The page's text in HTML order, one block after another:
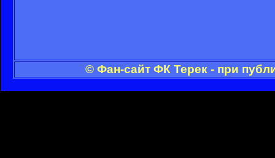
© Фан-сайт ФК Терек - при